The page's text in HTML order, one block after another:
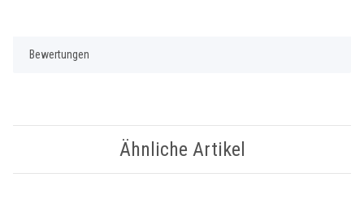
Bewertungen
Ähnliche Artikel